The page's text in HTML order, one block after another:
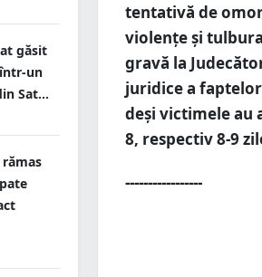
găsit
un
Sat...
rămas
tentativă de
violențe și
gravă la
juridice a
deși victimele au
8, respectiv 8-9
-----------------